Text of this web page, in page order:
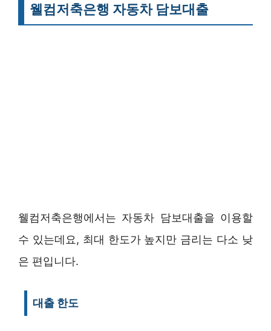
웰컴저축은행 자동차 담보대출
웰컴저축은행에서는 자동차 담보대출을 이용할
수 있는데요, 최대 한도가 높지만 금리는 다소 낮
은 편입니다.
대출 한도